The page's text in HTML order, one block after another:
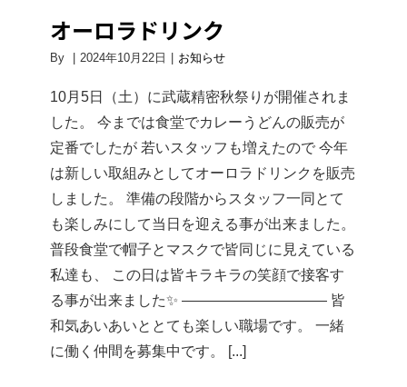
定
さ
ま
し
は
オーロラドリンク
By 2024年10月22日 お知らせ
10月5日（土）に武蔵精密秋祭りが開催されま
した。 今までは食堂でカレーうどんの販売が
定番でしたが 若いスタッフも増えたので 今年
は新しい取組みとしてオーロラドリンクを販売
しました。 準備の段階からスタッフ一同とて
も楽しみにして当日を迎える事が出来ました。
普段食堂で帽子とマスクで皆同じに見えている
私達も、 この日は皆キラキラの笑顔で接客す
る事が出来ました✨ ―――――――――― 皆
和気あいあいととても楽しい職場です。 一緒
に働く仲間を募集中です。 [...]